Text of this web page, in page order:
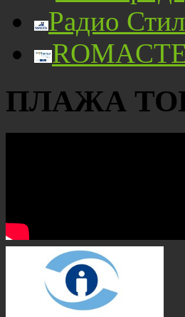
Радио Стил
ПЛАЖА